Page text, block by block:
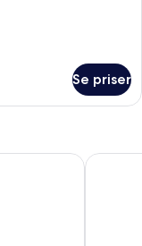
Se priser
Novotel